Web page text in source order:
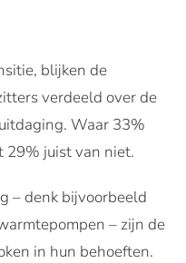
blijken de
verdeeld over de
Waar 33%
29% juist van niet.
– denk bijvoorbeeld
– zijn de
in hun behoeften.